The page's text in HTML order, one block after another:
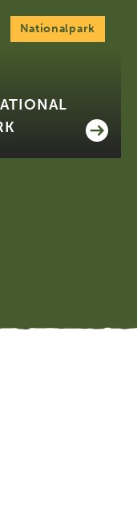
Nationalpark